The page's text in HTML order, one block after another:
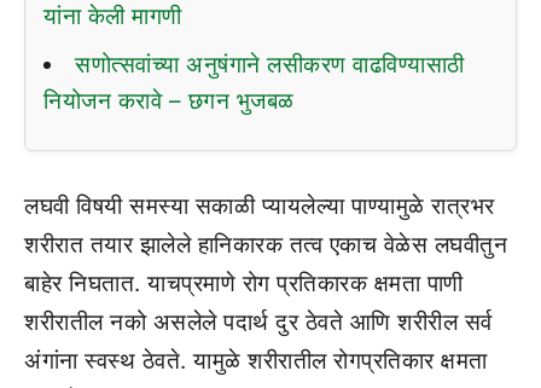
यांना केली मागणी
सणोत्सवांच्या अनुषंगाने लसीकरण वाढविण्यासाठी
नियोजन करावे – छगन भुजबळ
लघवी विषयी समस्या सकाळी प्यायलेल्या पाण्यामुळे रात्रभर
शरीरात तयार झालेले हानिकारक तत्व एकाच वेळेस लघवीतुन
बाहेर निघतात. याचप्रमाणे रोग प्रतिकारक क्षमता पाणी
शरीरातील नको असलेले पदार्थ दुर ठेवते आणि शरीरील सर्व
अंगांना स्वस्थ ठेवते. यामुळे शरीरातील रोगप्रतिकार क्षमता